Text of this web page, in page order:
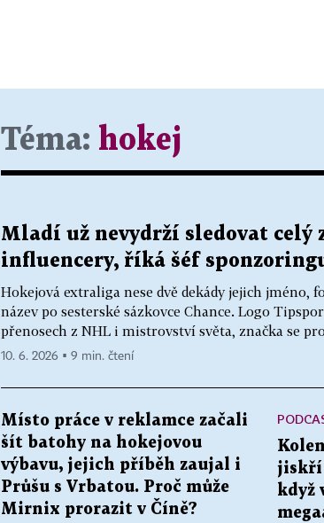
Téma: hokej
Mladí už nevydrží sledovat celý
influencery, říká šéf
Hokejová extraliga nese dvě dekády jejich jméno,
název po sesterské sázkovce Chance. Logo
přenosech z NHL i mistrovství světa, značka se
10. 6. 2026 ▪ 9 min. čtení
Místo práce v reklamce začali
šít batohy na hokejovou
výbavu, jejich příběh zaujal i
Průšu s Vrbatou. Proč může
Mirnix prorazit v Číně?
jiskří
když